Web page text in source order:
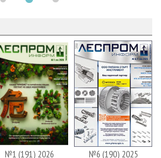
№1 (191) 2026 №6 (190) 2025